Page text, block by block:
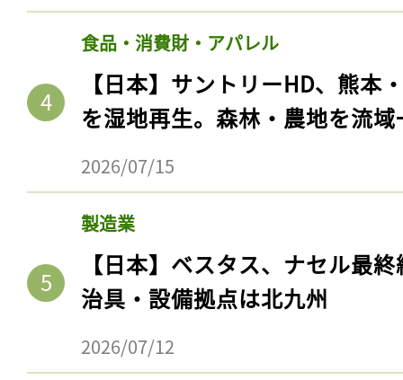
食品・消費財・アパレル
【日本】サントリーHD、熊本
を湿地再生。森林・農地を流
2026/07/15
製造業
【日本】ベスタス、ナセル最
治具・設備拠点は北九州
2026/07/12